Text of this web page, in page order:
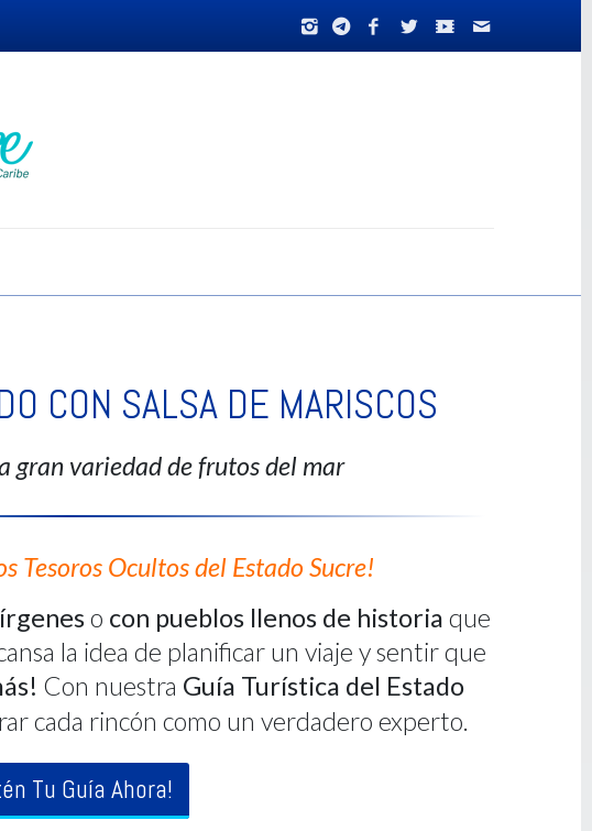
CON SALSA DE MARISCOS
gran variedad de frutos del mar
Tesoros Ocultos del Estado Sucre!
o con pueblos llenos de historia que
la idea de planificar un viaje y sentir que
Con nuestra Guía Turística del Estado
cada rincón como un verdadero experto.
Tu Guía Ahora!